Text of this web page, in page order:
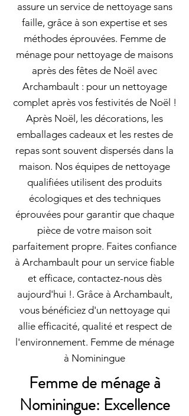
assure un service de nettoyage sans
faille, grâce à son expertise et ses
méthodes éprouvées. Femme de
ménage pour nettoyage de maisons
après des fêtes de Noël avec
Archambault : pour un nettoyage
complet après vos festivités de Noël !
Après Noël, les décorations, les
emballages cadeaux et les restes de
repas sont souvent dispersés dans la
maison. Nos équipes de nettoyage
qualifiées utilisent des produits
écologiques et des techniques
éprouvées pour garantir que chaque
pièce de votre maison soit
parfaitement propre. Faites confiance
à Archambault pour un service fiable
et efficace, contactez-nous dès
aujourd'hui !. Grâce à Archambault,
vous bénéficiez d'un nettoyage qui
allie efficacité, qualité et respect de
l'environnement. Femme de ménage
à Nominingue
Femme de ménage à
Nominingue: Excellence